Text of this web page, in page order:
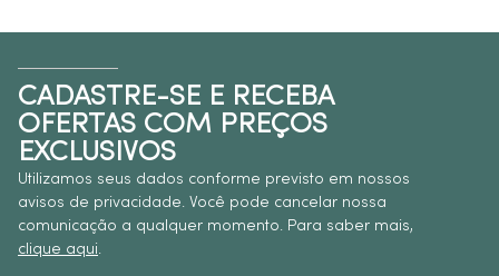
CADASTRE-SE E RECEBA
OFERTAS COM PREÇOS
EXCLUSIVOS
Utilizamos seus dados conforme previsto em nossos
avisos de privacidade. Você pode cancelar nossa
comunicação a qualquer momento. Para saber mais,
clique aqui.